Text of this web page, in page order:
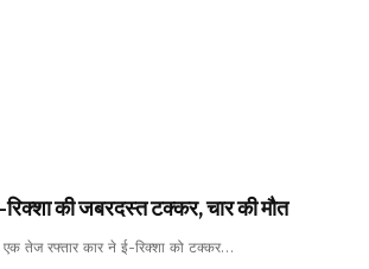
की जबरदस्त टक्कर, चार की मौत
एक तेज रफ्तार कार ने ई-रिक्शा को टक्कर…